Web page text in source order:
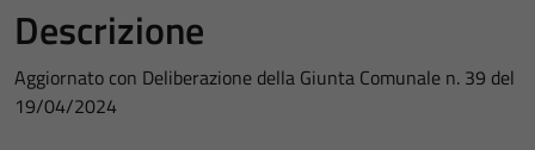
Descrizione
Aggiornato con Deliberazione della Giunta Comunale n. 39 del
19/04/2024